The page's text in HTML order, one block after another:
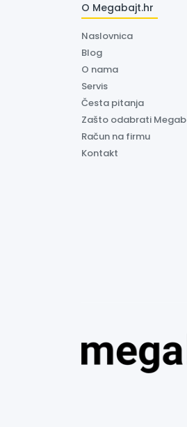
O Megabajt.hr
Naslovnica
Blog
O nama
Servis
Česta pitanja
Zašto odabrati
Račun na firmu
Kontakt